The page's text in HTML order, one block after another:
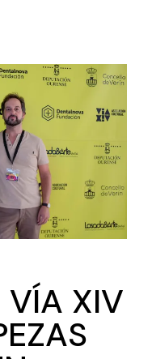
VÍA XIV